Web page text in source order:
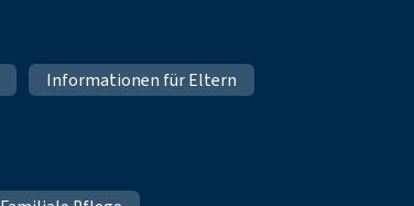
Informationen für Eltern